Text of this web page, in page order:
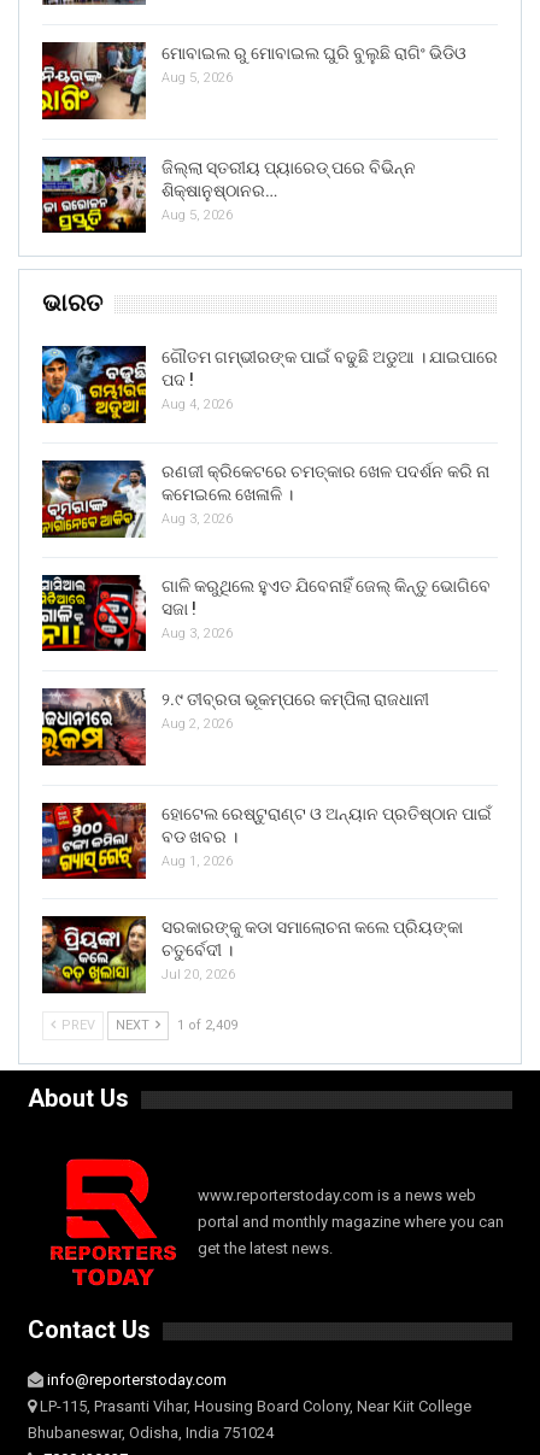
ମୋବାଇଲ ରୁ ମୋବାଇଲ ଘୁରି ବୁଲୁଛି ରାଗିଂ ଭିଡିଓ
Aug 5, 2026
ଜିଲ୍ଲା ସ୍ତରୀୟ ପ୍ୟାରେଡ୍ ପରେ ବିଭିନ୍ନ
ଶିକ୍ଷାନୁଷ୍ଠାନର…
Aug 5, 2026
ଭାରତ
ଗୌତମ ଗମ୍ଭୀରଙ୍କ ପାଇଁ ବଢୁଛି ଅଡୁଆ । ଯାଇପାରେ
ପଦ !
Aug 4, 2026
ରଣଜୀ କ୍ରିକେଟରେ ଚମତ୍କାର ଖେଳ ପଦର୍ଶନ କରି ନା
କମେଇଲେ ଖେଳାଳି ।
Aug 3, 2026
ଗାଳି କରୁଥିଲେ ହୁଏତ ଯିବେନାହିଁ ଜେଲ୍ କିନ୍ତୁ ଭୋଗିବେ
ସଜା !
Aug 3, 2026
୨.୯ ତୀବ୍ରତା ଭୂକମ୍ପରେ କମ୍ପିଲା ରାଜଧାନୀ
Aug 2, 2026
ହୋଟେଲ ରେଷ୍ଟୁରାଣ୍ଟ ଓ ଅନ୍ୟାନ ପ୍ରତିଷ୍ଠାନ ପାଇଁ
ବଡ ଖବର ।
Aug 1, 2026
ସରକାରଙ୍କୁ କଡା ସମାଲୋଚନା କଲେ ପ୍ରିୟଙ୍କା
ଚତୁର୍ବେଦୀ ।
Jul 20, 2026
PREV NEXT 1 of 2,409
About Us
www.reporterstoday.com is a news web
portal and monthly magazine where you can
get the latest news.
Contact Us
info@reporterstoday.com
LP-115, Prasanti Vihar, Housing Board Colony, Near Kiit College
Bhubaneswar, Odisha, India 751024